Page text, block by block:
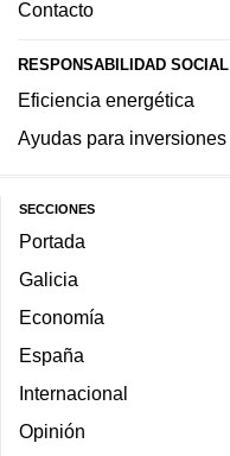
Contacto
RESPONSABILIDAD SOCIAL
Eficiencia energética
Ayudas para inversiones
SECCIONES
Portada
Galicia
Economía
España
Internacional
Opinión